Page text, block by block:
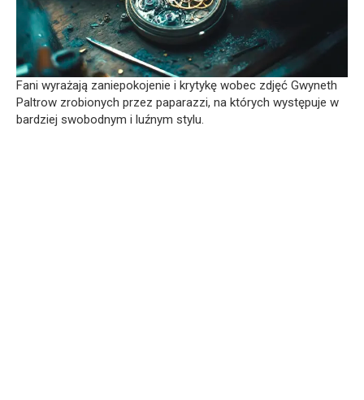
Fani wyrażają zaniepokojenie i krytykę wobec zdjęć Gwyneth
Paltrow zrobionych przez paparazzi, na których występuje w
bardziej swobodnym i luźnym stylu.